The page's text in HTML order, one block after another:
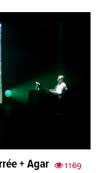
1169
+ Agar